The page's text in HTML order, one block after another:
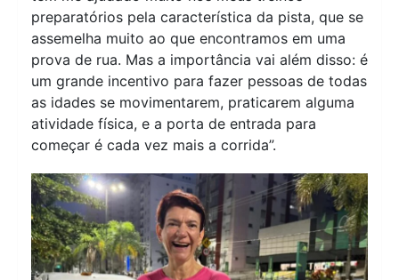
preparatórios pela característica da pista, que se
assemelha muito ao que encontramos em uma
prova de rua. Mas a importância vai além disso: é
um grande incentivo para fazer pessoas de todas
as idades se movimentarem, praticarem alguma
atividade física, e a porta de entrada para
começar é cada vez mais a corrida”.